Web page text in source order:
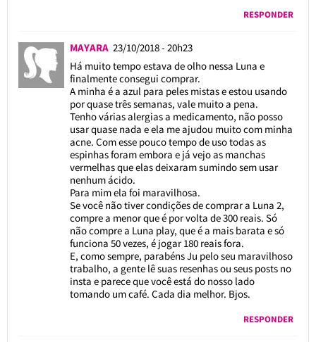
RESPONDER
MAYARA 23/10/2018 - 20h23
Há muito tempo estava de olho nessa Luna e
finalmente consegui comprar.
A minha é a azul para peles mistas e estou usando
por quase três semanas, vale muito a pena.
Tenho várias alergias a medicamento, não posso
usar quase nada e ela me ajudou muito com minha
acne. Com esse pouco tempo de uso todas as
espinhas foram embora e já vejo as manchas
vermelhas que elas deixaram sumindo sem usar
nenhum ácido.
Para mim ela foi maravilhosa.
Se você não tiver condições de comprar a Luna 2,
compre a menor que é por volta de 300 reais. Só
não compre a Luna play, que é a mais barata e só
funciona 50 vezes, é jogar 180 reais fora.
E, como sempre, parabéns Ju pelo seu maravilhoso
trabalho, a gente lê suas resenhas ou seus posts no
insta e parece que você está do nosso lado
tomando um café. Cada dia melhor. Bjos.
RESPONDER